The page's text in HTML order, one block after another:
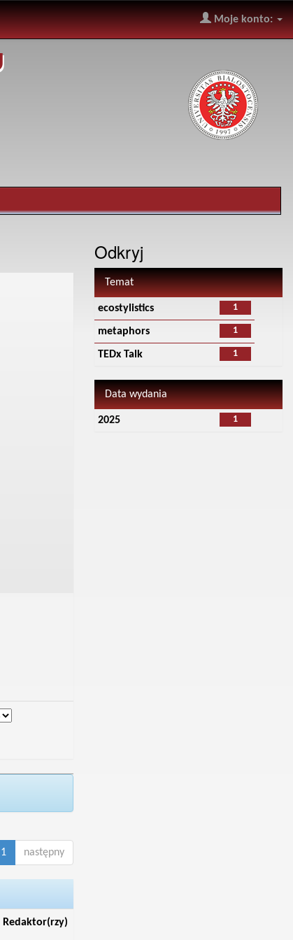
Moje konto:
1 następny
Redaktor(rzy)
Odkryj
Temat
1
ecostylistics
1
metaphors
1
TEDx Talk
Data wydania
1
2025